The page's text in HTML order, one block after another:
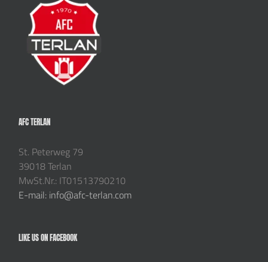
AFC TERLAN
St. Peterweg 79
39018 Terlan
MwSt.Nr.: IT01513790210
E-mail: info@afc-terlan.com
LIKE US ON FACEBOOK